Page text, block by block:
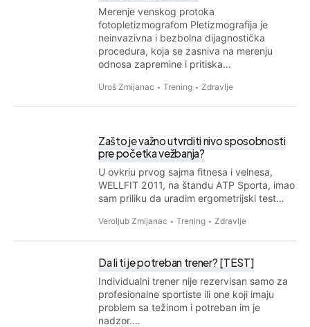
Merenje venskog protoka
fotopletizmografom Pletizmografija je
neinvazivna i bezbolna dijagnostička
procedura, koja se zasniva na merenju
odnosa zapremine i pritiska…
Uroš Zmijanac Trening Zdravlje
Zašto je važno utvrditi nivo sposobnosti
pre početka vežbanja?
U ovkriu prvog sajma fitnesa i velnesa,
WELLFIT 2011, na štandu ATP Sporta, imao
sam priliku da uradim ergometrijski test…
Veroljub Zmijanac Trening Zdravlje
Da li ti je potreban trener? [TEST]
Individualni trener nije rezervisan samo za
profesionalne sportiste ili one koji imaju
problem sa težinom i potreban im je
nadzor.…